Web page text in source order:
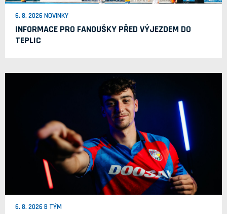
6. 8. 2026 NOVINKY
INFORMACE PRO FANOUŠKY PŘED VÝJEZDEM DO
TEPLIC
6. 8. 2026 B TÝM